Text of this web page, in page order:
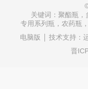
关键词：聚酯瓶，
专用系列瓶，农药瓶
电脑版
技术支持：
晋